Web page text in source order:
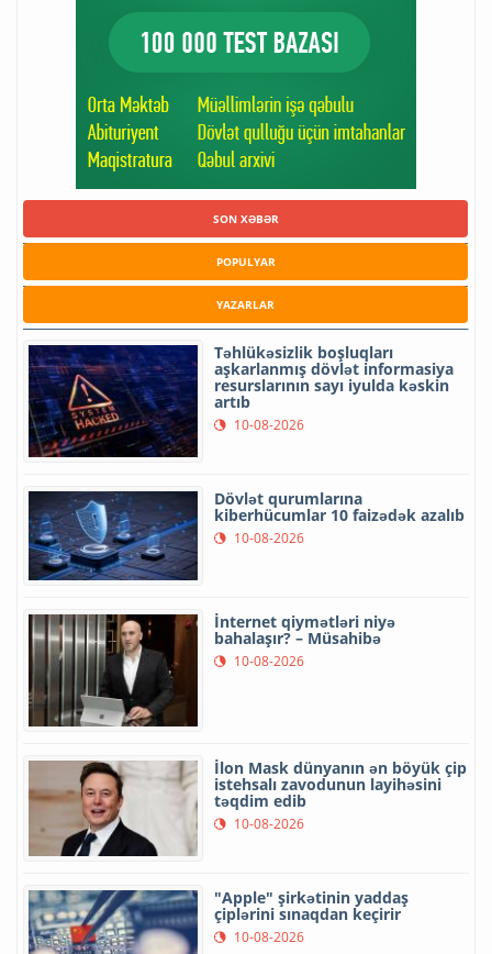
SON XƏBƏR
POPULYAR
YAZARLAR
Təhlükəsizlik boşluqları
aşkarlanmış dövlət informasiya
resurslarının sayı iyulda kəskin
artıb
10-08-2026
Dövlət qurumlarına
kiberhücumlar 10 faizədək azalıb
10-08-2026
İnternet qiymətləri niyə
bahalaşır? – Müsahibə
10-08-2026
İlon Mask dünyanın ən böyük çip
istehsalı zavodunun layihəsini
təqdim edib
10-08-2026
"Apple" şirkətinin yaddaş
çiplərini sınaqdan keçirir
10-08-2026